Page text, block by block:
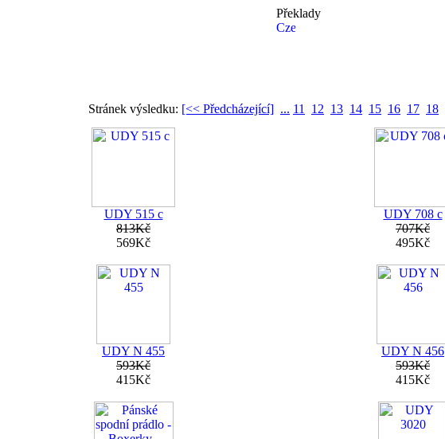
Překlady
Stránek výsledku: [<< Předcházející] ... 11 12 13 14 15 16 17 18
UDY 515 c
813Kč
569Kč
UDY 708 c
707Kč
495Kč
UDY N 455
593Kč
415Kč
UDY N 456
593Kč
415Kč